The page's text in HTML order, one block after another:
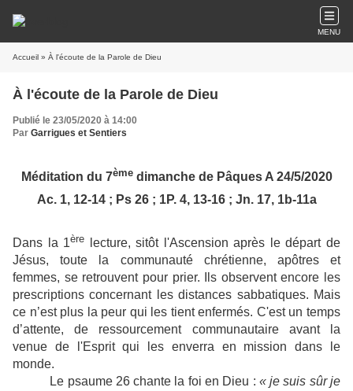
MENU
Accueil » À l'écoute de la Parole de Dieu
À l'écoute de la Parole de Dieu
Publié le 23/05/2020 à 14:00
Par Garrigues et Sentiers
Méditation du 7èmedimanche de Pâques A 24/5/2020
Ac. 1, 12-14 ; Ps 26 ; 1P. 4, 13-16 ; Jn. 17, 1b-11a
Dans la 1ère lecture, sitôt l'Ascension après le départ de
Jésus, toute la communauté chrétienne, apôtres et
femmes, se retrouvent pour prier. Ils observent encore les
prescriptions concernant les distances sabbatiques. Mais
ce n’est plus la peur qui les tient enfermés. C'est un temps
d’attente, de ressourcement communautaire avant la
venue de l'Esprit qui les enverra en mission dans le
monde.
Le psaume 26 chante la foi en Dieu : « je suis sûr je